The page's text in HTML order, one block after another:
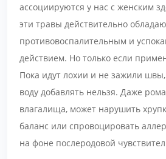
ассоциируются у нас с женским
эти травы действительно
противовоспалительным и
действием. Но только если
Пока идут лохии и не зажили
воду добавлять нельзя. Даже
влагалища, может нарушить
баланс или спровоцировать
на фоне послеродовой